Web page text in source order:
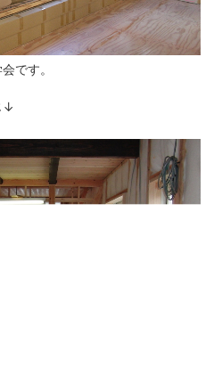
です。
↓